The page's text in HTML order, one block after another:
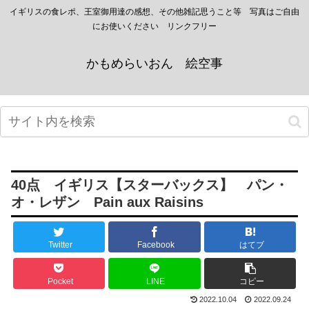
イギリスの食レポ、王室御用達の感想、その他雑記思うこと等 写真はご自由
にお使いください リンクフリー
かもめらいおん 絵空事
40点 イギリス【スターバックス】 パン・
オ・レザン Pain aux Raisins
Twitter Facebook はてブ
Pocket LINE コピー
2022.10.04 2022.09.24